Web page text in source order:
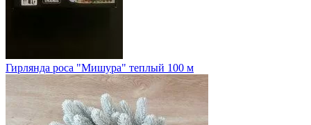
Гирлянда роса "Мишура" теплый 100 м